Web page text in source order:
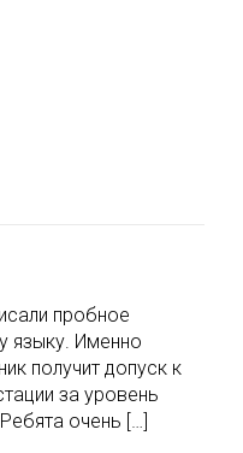
пробное
языку. Именно
получит допуск к
за уровень
очень […]